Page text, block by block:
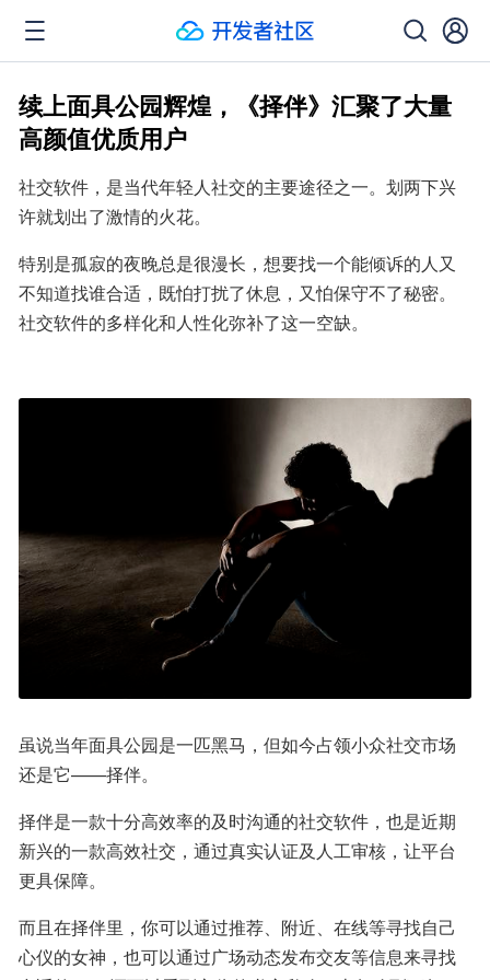
续上面具公园辉煌，《择伴》汇聚了大量
高颜值优质用户
社交软件，是当代年轻人社交的主要途径之一。划两下兴
许就划出了激情的火花。
特别是孤寂的夜晚总是很漫长，想要找一个能倾诉的人又
不知道找谁合适，既怕打扰了休息，又怕保守不了秘密。
社交软件的多样化和人性化弥补了这一空缺。
虽说当年面具公园是一匹黑马，但如今占领小众社交市场
还是它——择伴。
择伴是一款十分高效率的及时沟通的社交软件，也是近期
新兴的一款高效社交，通过真实认证及人工审核，让平台
更具保障。
而且在择伴里，你可以通过推荐、附近、在线等寻找自己
心仪的女神，也可以通过广场动态发布交友等信息来寻找